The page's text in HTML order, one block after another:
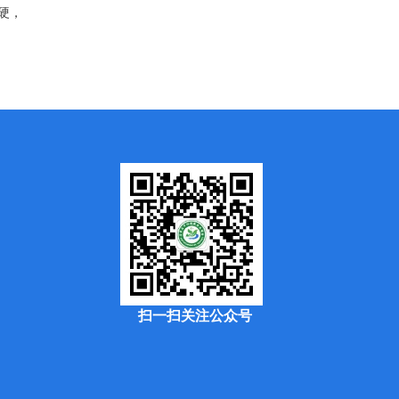
，
扫一扫关注公众号